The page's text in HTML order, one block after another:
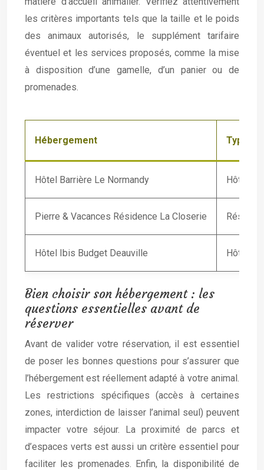
les critères importants tels que la taille et le poids
des animaux autorisés, le supplément tarifaire
éventuel et les services proposés, comme la mise
à disposition d’une gamelle, d’un panier ou de
promenades.
Hébergement Type
Hôtel Barrière Le Normandy Hôtel de
Pierre & Vacances Résidence La Closerie
Hôtel Ibis Budget Deauville Hôtel
Bien choisir son hébergement : les
questions essentielles avant de
réserver
Avant de valider votre réservation, il est essentiel
de poser les bonnes questions pour s’assurer que
l’hébergement est réellement adapté à votre animal.
Les restrictions spécifiques (accès à certaines
zones, interdiction de laisser l’animal seul) peuvent
impacter votre séjour. La proximité de parcs et
d’espaces verts est aussi un critère essentiel pour
faciliter les promenades. Enfin, la disponibilité de